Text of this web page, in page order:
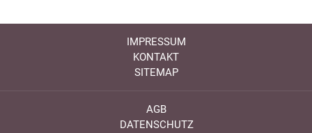
IMPRESSUM
KONTAKT
SITEMAP
AGB
DATENSCHUTZ